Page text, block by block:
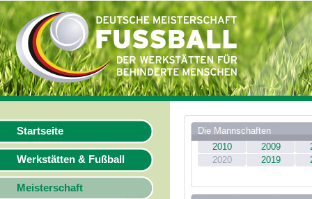
Startseite
Werkstätten & Fußball
Meisterschaft
Die Mannschaften
2010
2009
2020
2019